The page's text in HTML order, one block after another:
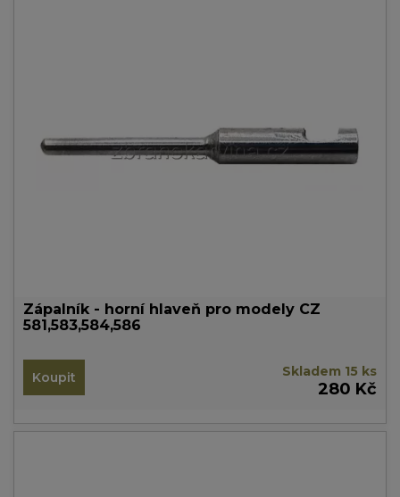
Zápalník - horní hlaveň pro modely CZ
581,583,584,586
Koupit Skladem 15 ks
280 Kč